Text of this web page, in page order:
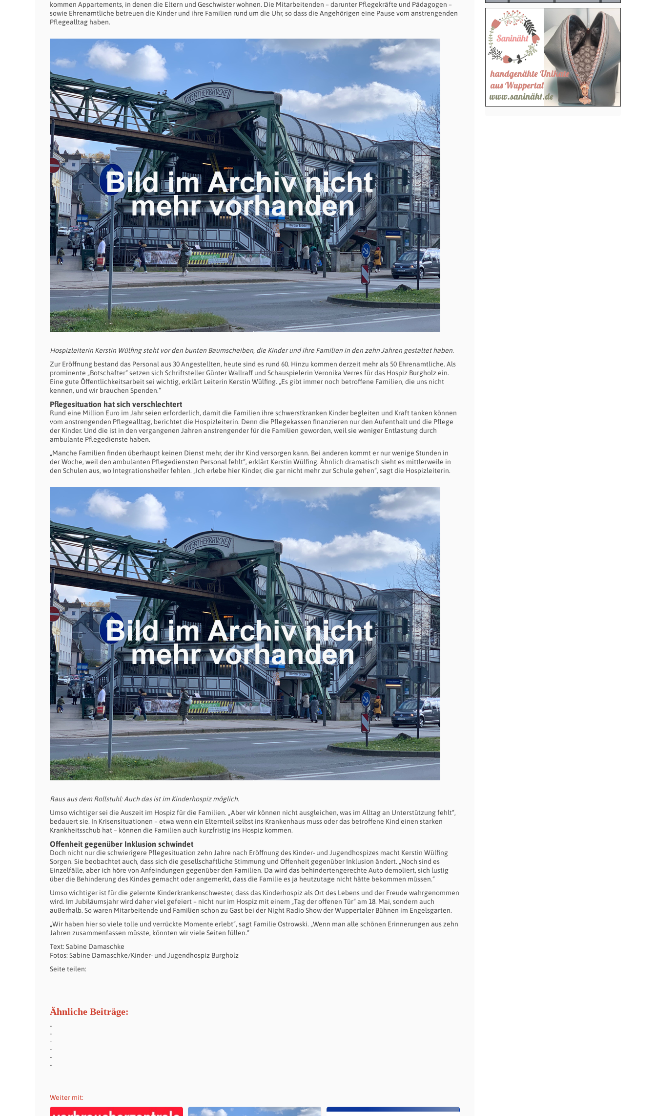
kommen Appartements, in denen die Eltern und Geschwister wohnen. Die Mitarbeitenden – darunter Pflegekräfte und Pädagogen –
sowie Ehrenamtliche betreuen die Kinder und ihre Familien rund um die Uhr, so dass die Angehörigen eine Pause vom anstrengenden
Pflegealltag haben.
Hospizleiterin Kerstin Wülfing steht vor den bunten Baumscheiben, die Kinder und ihre Familien in den zehn Jahren gestaltet haben.
Zur Eröffnung bestand das Personal aus 30 Angestellten, heute sind es rund 60. Hinzu kommen derzeit mehr als 50 Ehrenamtliche. Als
prominente „Botschafter“ setzen sich Schriftsteller Günter Wallraff und Schauspielerin Veronika Verres für das Hospiz Burgholz ein.
Eine gute Öffentlichkeitsarbeit sei wichtig, erklärt Leiterin Kerstin Wülfing. „Es gibt immer noch betroffene Familien, die uns nicht
kennen, und wir brauchen Spenden.“
Pflegesituation hat sich verschlechtert
Rund eine Million Euro im Jahr seien erforderlich, damit die Familien ihre schwerstkranken Kinder begleiten und Kraft tanken können
vom anstrengenden Pflegealltag, berichtet die Hospizleiterin. Denn die Pflegekassen finanzieren nur den Aufenthalt und die Pflege
der Kinder. Und die ist in den vergangenen Jahren anstrengender für die Familien geworden, weil sie weniger Entlastung durch
ambulante Pflegedienste haben.
„Manche Familien finden überhaupt keinen Dienst mehr, der ihr Kind versorgen kann. Bei anderen kommt er nur wenige Stunden in
der Woche, weil den ambulanten Pflegediensten Personal fehlt“, erklärt Kerstin Wülfing. Ähnlich dramatisch sieht es mittlerweile in
den Schulen aus, wo Integrationshelfer fehlen. „Ich erlebe hier Kinder, die gar nicht mehr zur Schule gehen“, sagt die Hospizleiterin.
Raus aus dem Rollstuhl: Auch das ist im Kinderhospiz möglich.
Umso wichtiger sei die Auszeit im Hospiz für die Familien. „Aber wir können nicht ausgleichen, was im Alltag an Unterstützung fehlt“,
bedauert sie. In Krisensituationen – etwa wenn ein Elternteil selbst ins Krankenhaus muss oder das betroffene Kind einen starken
Krankheitsschub hat – können die Familien auch kurzfristig ins Hospiz kommen.
Offenheit gegenüber Inklusion schwindet
Doch nicht nur die schwierigere Pflegesituation zehn Jahre nach Eröffnung des Kinder- und Jugendhospizes macht Kerstin Wülfing
Sorgen. Sie beobachtet auch, dass sich die gesellschaftliche Stimmung und Offenheit gegenüber Inklusion ändert. „Noch sind es
Einzelfälle, aber ich höre von Anfeindungen gegenüber den Familien. Da wird das behindertengerechte Auto demoliert, sich lustig
über die Behinderung des Kindes gemacht oder angemerkt, dass die Familie es ja heutzutage nicht hätte bekommen müssen.“
Umso wichtiger ist für die gelernte Kinderkrankenschwester, dass das Kinderhospiz als Ort des Lebens und der Freude wahrgenommen
wird. Im Jubiläumsjahr wird daher viel gefeiert – nicht nur im Hospiz mit einem „Tag der offenen Tür“ am 18. Mai, sondern auch
außerhalb. So waren Mitarbeitende und Familien schon zu Gast bei der Night Radio Show der Wuppertaler Bühnen im Engelsgarten.
„Wir haben hier so viele tolle und verrückte Momente erlebt“, sagt Familie Ostrowski. „Wenn man alle schönen Erinnerungen aus zehn
Jahren zusammenfassen müsste, könnten wir viele Seiten füllen.“
Text: Sabine Damaschke
Fotos: Sabine Damaschke/Kinder- und Jugendhospiz Burgholz
Seite teilen:
Ähnliche Beiträge:
Weiter mit: